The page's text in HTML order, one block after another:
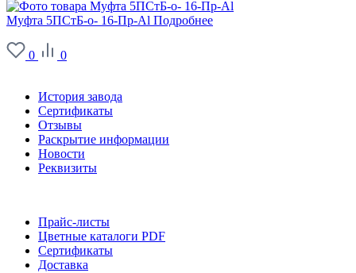
Муфта 5ПСтБ-о- 16-Пр-Al Подробнее
0
0
История завода
Сертификаты
Отзывы
Раскрытие информации
Новости
Реквизиты
Прайс-листы
Цветные каталоги PDF
Сертификаты
Доставка